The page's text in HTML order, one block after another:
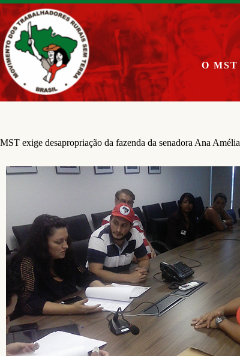
Pular
para
o
conteúdo
O MST
MST exige desapropriação da fazenda da senadora Ana Amélia